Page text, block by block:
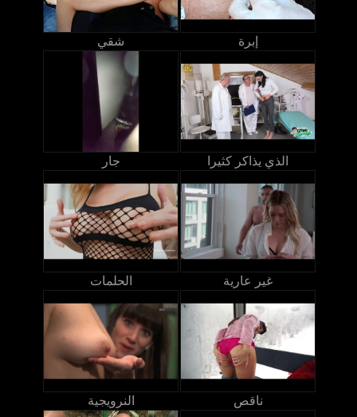
شقي إبرة
جار الذي يذاكر كثيرا
الحلمات غير عارية
النرويجية ناقص